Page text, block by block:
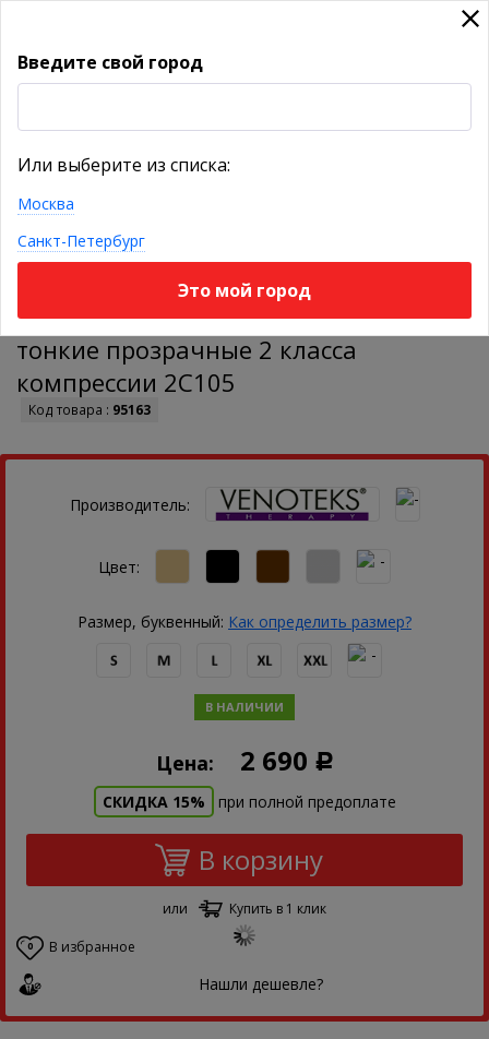
Гольфы VENOTEKS TREND женские
тонкие прозрачные 2 класса
компрессии 2C105
Код товара : 95163
Производитель:
Цвет:
Размер, буквенный: Как определить размер?
В НАЛИЧИИ
Цена: 2 690 Р
СКИДКА 15% при полной предоплате
В корзину
или Купить в 1 клик
0 В избранное
Нашли дешевле?
Введите свой город
Или выберите из списка:
Москва
Санкт-Петербург
Это мой город